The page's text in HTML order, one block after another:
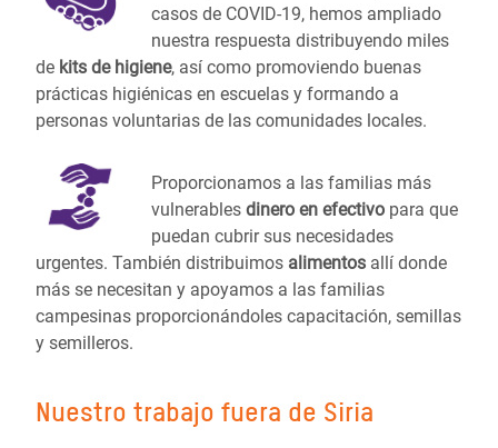
casos de COVID-19, hemos ampliado
nuestra respuesta distribuyendo miles
de kits de higiene, así como promoviendo buenas
prácticas higiénicas en escuelas y formando a
personas voluntarias de las comunidades locales.
Proporcionamos a las familias más
vulnerables dinero en efectivo para que
puedan cubrir sus necesidades
urgentes. También distribuimos alimentos allí donde
más se necesitan y apoyamos a las familias
campesinas proporcionándoles capacitación, semillas
y semilleros.
Nuestro trabajo fuera de Siria